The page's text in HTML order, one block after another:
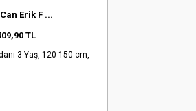
Erik F ...
TL